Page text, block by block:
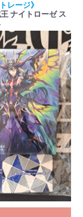
レージ》
ナイトローゼ ス